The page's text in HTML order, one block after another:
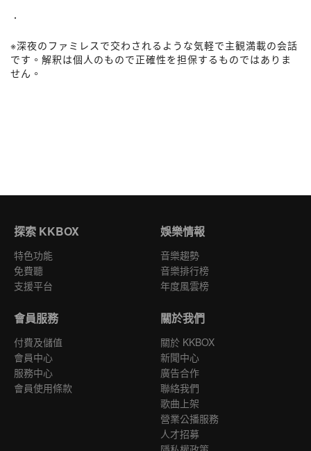
．
※深夜のファミレスで交わされるような気軽で主観満載の会話
です。解釈は個人のもので正確性を担保するものではありま
せん。
探索 KKBOX
特色功能
免費聽
支援平台
娛樂情報
音樂趨勢
音樂排行榜
年度風雲榜
會員服務
付費及儲值
會員中心
服務中心
會員使用條款
關於我們
關於 KKBOX
新聞中心
廣告合作
聯絡我們
歌曲上架
營業公播服務
人才招募